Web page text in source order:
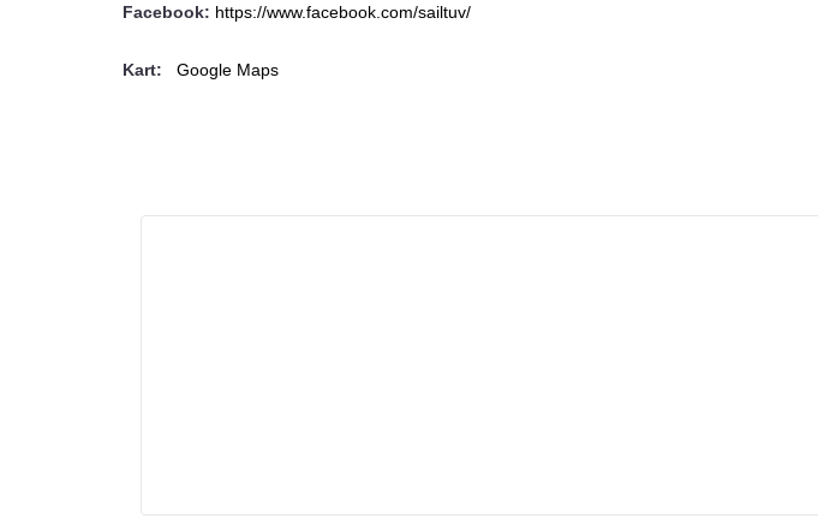
Facebook: https://www.facebook.com/sailtuv/
Kart: Google Maps